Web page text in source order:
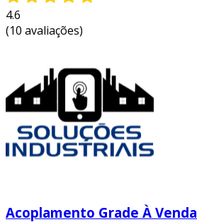
4.6
(10 avaliações)
Acoplamento Grade À Venda